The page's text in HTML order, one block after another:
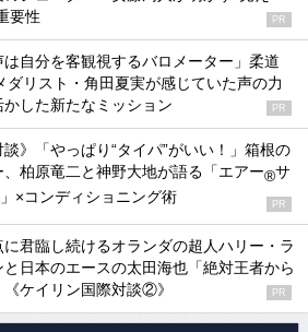
要性
PR
は自分を客観視するバロメーター」柔道
ダリスト・角田夏実が感じていた声の力
かした新たなミッション
PR
談》「やっぱり“タイパ”がいい！」箱根の
、柏原竜二と神野大地が語る「エアー®サ
」×コンディショニング術 PR
君臨し続けるオランダの超人ハリー・ラ
と日本のエースの太田海也「絶対王者から
ケイリン国際対談②》
PR